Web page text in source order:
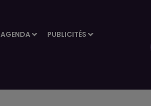
AGENDA PUBLICITÉS